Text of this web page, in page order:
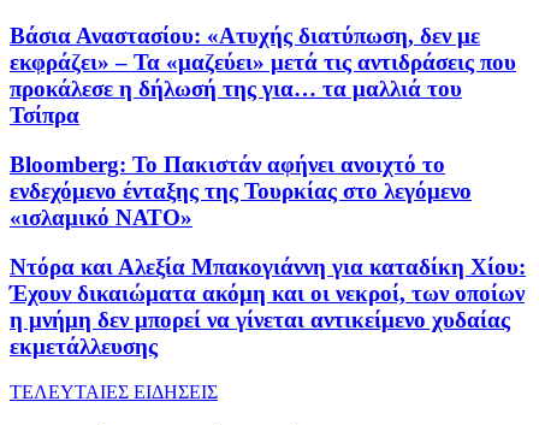
Βάσια Αναστασίου: «Ατυχής διατύπωση, δεν με
εκφράζει» – Τα «μαζεύει» μετά τις αντιδράσεις που
προκάλεσε η δήλωσή της για… τα μαλλιά του
Τσίπρα
Bloomberg: Το Πακιστάν αφήνει ανοιχτό το
ενδεχόμενο ένταξης της Τουρκίας στο λεγόμενο
«ισλαμικό ΝΑΤΟ»
Ντόρα και Αλεξία Μπακογιάννη για καταδίκη Χίου:
Έχουν δικαιώματα ακόμη και οι νεκροί, των οποίων
η μνήμη δεν μπορεί να γίνεται αντικείμενο χυδαίας
εκμετάλλευσης
ΤΕΛΕΥΤΑΙΕΣ ΕΙΔΗΣΕΙΣ